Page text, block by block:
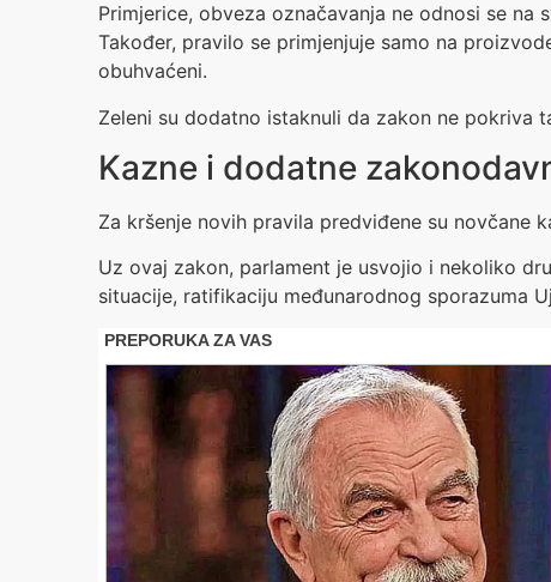
Primjerice, obveza označavanja ne odnosi se
Također, pravilo se primjenjuje samo na
obuhvaćeni.
Zeleni su dodatno istaknuli da zakon ne pokriva
Kazne i dodatne
Za kršenje novih pravila predviđene su novčane
Uz ovaj zakon, parlament je usvojio i nekoliko
situacije, ratifikaciju međunarodnog sporazuma